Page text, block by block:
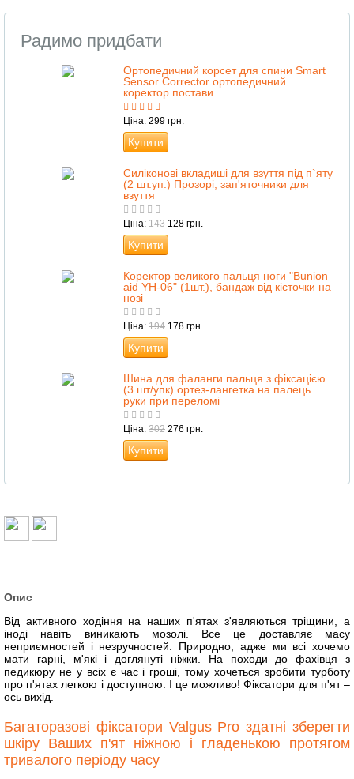
Радимо придбати
Oртопедичний корсет для спини Smart
Sensor Corrector ортопедичний
коректор постави
Ціна: 299 грн.
Купити
Силіконові вкладиші для взуття під п`яту
(2 шт.уп.) Прозорі, зап'яточники для
взуття
Ціна: 143 128 грн.
Купити
Коректор великого пальця ноги "Bunion
aid YH-06" (1шт.), бандаж від кісточки на
нозі
Ціна: 194 178 грн.
Купити
Шина для фаланги пальця з фіксацією
(3 шт/упк) ортез-лангетка на палець
руки при переломі
Ціна: 302 276 грн.
Купити
Опис
Від активного ходіння на наших п'ятах з'являються тріщини, а
іноді навіть виникають мозолі. Все це доставляє масу
неприємностей і незручностей. Природно, адже ми всі хочемо
мати гарні, м'які і доглянуті ніжки. На походи до фахівця з
педикюру не у всіх є час і гроші, тому хочеться зробити турботу
про п'ятах легкою і доступною. І це можливо! Фіксатори для п'ят –
ось вихід.
Багаторазові фіксатори Valgus Pro здатні зберегти
шкіру Ваших п'ят ніжною і гладенькою протягом
тривалого періоду часу